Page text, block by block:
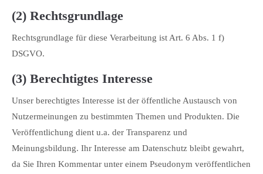
(2) Rechtsgrundlage
Rechtsgrundlage für diese Verarbeitung ist Art. 6 Abs. 1 f)
DSGVO.
(3) Berechtigtes Interesse
Unser berechtigtes Interesse ist der öffentliche Austausch von
Nutzermeinungen zu bestimmten Themen und Produkten. Die
Veröffentlichung dient u.a. der Transparenz und
Meinungsbildung. Ihr Interesse am Datenschutz bleibt gewahrt,
da Sie Ihren Kommentar unter einem Pseudonym veröffentlichen